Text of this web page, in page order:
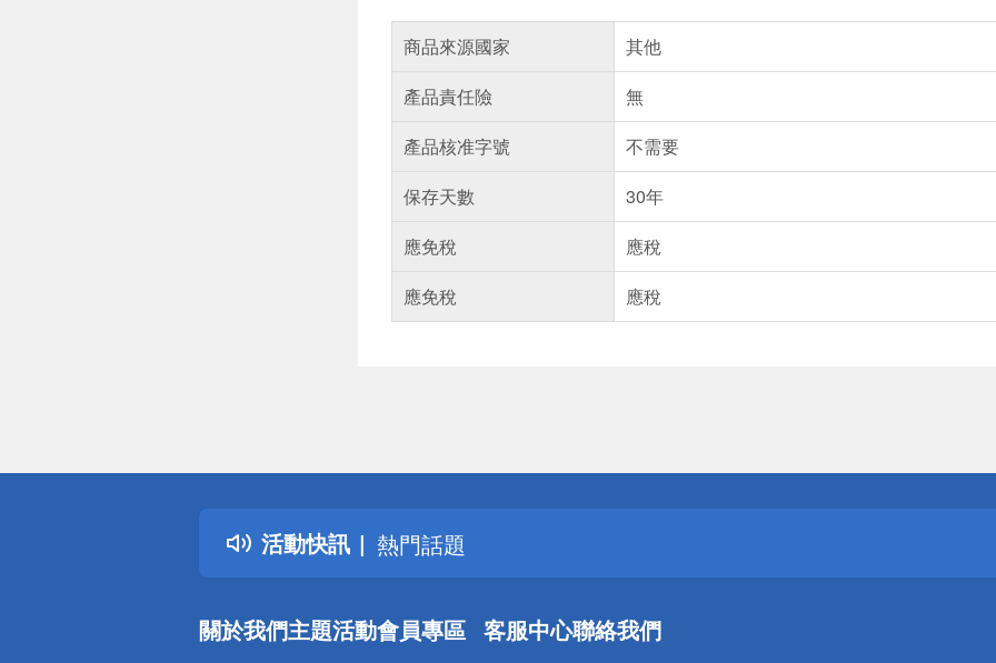
商品來源國家
其他
產品責任險
無
產品核准字號
不需要
保存天數
30年
應免稅
應稅
應免稅
應稅
活動快訊
詐騙網頁！請小心！
得獎公告
熱門話題
銀行優惠
詐騙網頁！請小心！
關於我們主題活動會員專區 客服中心聯絡我們